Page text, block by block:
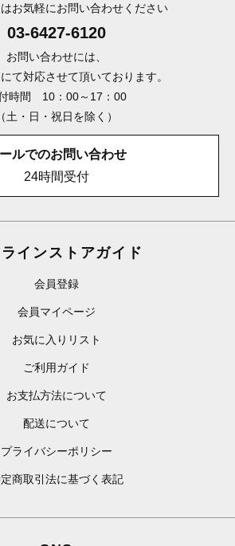
お気軽にお問い合わせください
03-6427-6120
お問い合わせには、
て対応させて頂いております。
時間 10：00～17：00
（土・日・祝日を除く）
ルでのお問い合わせ
24時間受付
インストアガイド
会員登録
会員マイページ
お気に入りリスト
ご利用ガイド
お支払方法について
配送について
プライバシーポリシー
商取引法に基づく表記